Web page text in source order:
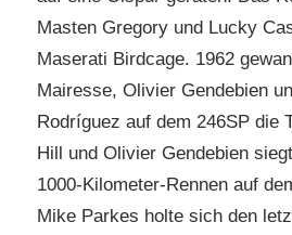
Masten Gregory und Lucky
Maserati Birdcage. 1962
Mairesse, Olivier Gendebien
Rodríguez auf dem 246SP die
Hill und Olivier Gendebien
1000-Kilometer-Rennen auf
Mike Parkes holte sich den